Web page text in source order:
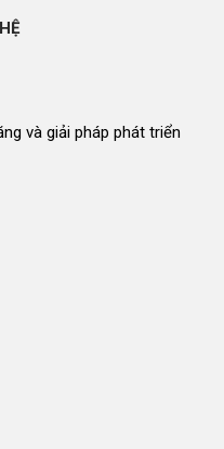
và giải pháp phát triển